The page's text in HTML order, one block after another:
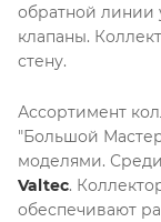
обратной линии
клапаны.
стену.
Ассортимент
"Большой
моделями.
Valtec.
обеспечивают